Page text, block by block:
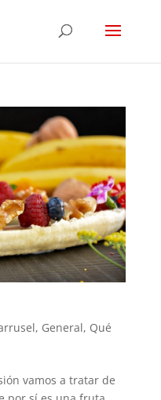
, General, Qué
vamos a tratar de